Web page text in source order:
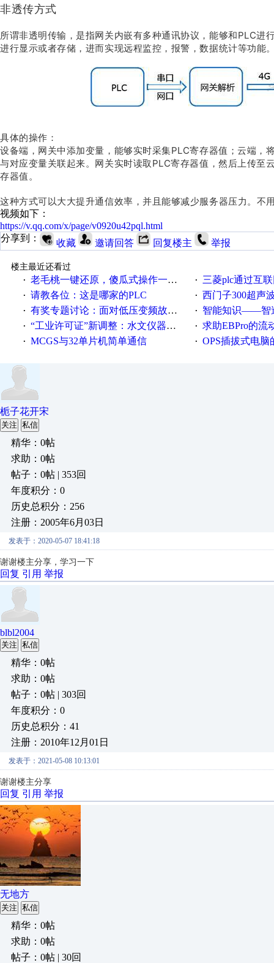
非透传方式
所谓非透明传输，是指网关内嵌有多种通讯协议，能够和PLC
进行显示或者存储，进而实现远程监控，报警，数据统计等功能
具体的操作：
设备端，网关中添加变量，能够实时采集PLC寄存器值；云端
与对应变量关联起来。网关实时读取PLC寄存器值，然后上传
存器值。
这种方式可以大大提升通信效率，并且能够减少服务器压力。不
视频如下：
https://v.qq.com/x/page/v0920u42pql.html
分享到：
收藏 邀请回答 回复楼主 举报
楼主最近还看过
· 老毛桃一键还原，傻瓜式操作一键轻松备份还原；程序为向导式安装，一键即可实现自动备份或还原系统。 · 三菱plc通过互联网实现plc
· 请教各位：这是哪家的PLC · 西门子300超声波
· 有奖专题讨论：面对低压变频故障，老手是这样解决的！ · 智能知识——智造时代，
· “工业许可证”新调整：水文仪器等19类产品取消事前生产许可 · 求助EBPro的流
· MCGS与32单片机简单通信 · OPS插拔式电脑
栀子花开宋
关注 私信
精华：0帖
求助：0帖
帖子：0帖 | 353回
年度积分：0
历史总积分：256
注册：2005年6月03日
发表于：2020-05-07 18:41:18
谢谢楼主分享，学习一下
回复 引用 举报
blbl2004
关注 私信
精华：0帖
求助：0帖
帖子：0帖 | 303回
年度积分：0
历史总积分：41
注册：2010年12月01日
发表于：2021-05-08 10:13:01
谢谢楼主分享
回复 引用 举报
无地方
关注 私信
精华：0帖
求助：0帖
帖子：0帖 | 30回